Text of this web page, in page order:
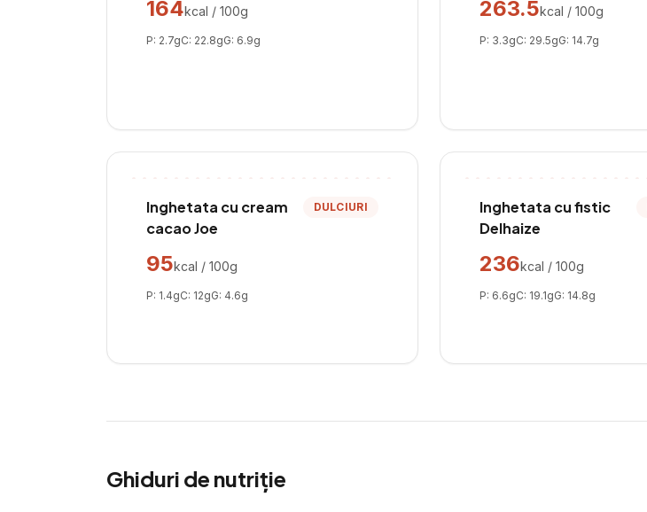
164kcal / 100g
P: 2.7gC: 22.8gG: 6.9g
263.5kcal / 100g
P: 3.3gC: 29.5gG: 14.7g
Inghetata cu cream
cacao Joe
DULCIURI
95kcal / 100g
P: 1.4gC: 12gG: 4.6g
Inghetata cu fistic
Delhaize
236kcal / 100g
P: 6.6gC: 19.1gG: 14.8g
Ghiduri de nutriție